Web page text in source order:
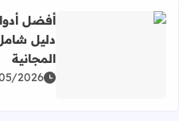
اقرأ المزيد عن أفضل أدوات الذكاء الاصطناعي
دليل شامل
المجانية
2026